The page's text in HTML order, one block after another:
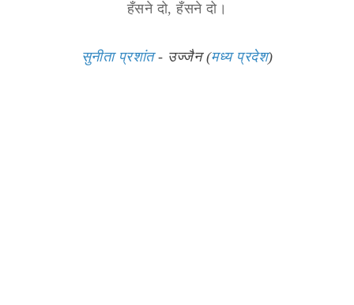
हँसने दो, हँसने दो।
सुनीता प्रशांत- उज्जैन (मध्य प्रदेश)